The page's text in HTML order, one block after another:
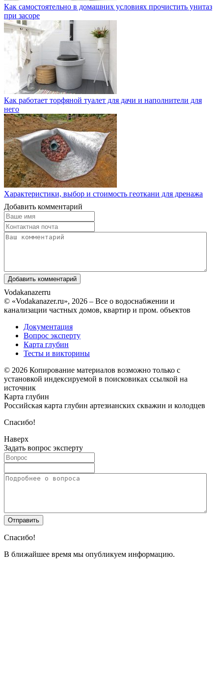
Как самостоятельно в домашних условиях прочистить унитаз
при засоре
Как работает торфяной туалет для дачи и наполнители для
него
Характеристики, выбор и стоимость геоткани для дренажа
Добавить комментарий
Vodakanazerru
© «Vodakanazer.ru», 2026 – Все о водоснабжении и
канализации частных домов, квартир и пром. объектов
Документация
Вопрос эксперту
Карта глубин
Тесты и викторины
© 2026 Копирование материалов возможно только с
установкой индексируемой в поисковиках ссылкой на
источник
Карта глубин
Российская карта глубин артезианских скважин и колодцев
Спасибо!
Наверх
Задать вопрос эксперту
Спасибо!
В ближайшее время мы опубликуем информацию.